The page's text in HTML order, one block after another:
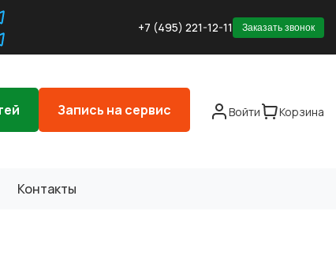
+7 (495) 221-12-11 Заказать звонок
Запись на сервис Войти Корзина
Контакты